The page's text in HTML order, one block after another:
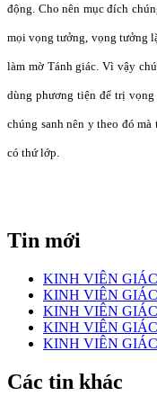
động. Cho nên mục đích
mọi vọng tưởng, vọng tưởng
làm mờ Tánh giác. Vì vậy
dùng phương tiện để trị
chúng sanh nên y theo đó
có thứ lớp.
Tin mới
KINH VIÊN
KINH VIÊN
KINH VIÊN
KINH VIÊN
KINH VIÊN
Các tin khác